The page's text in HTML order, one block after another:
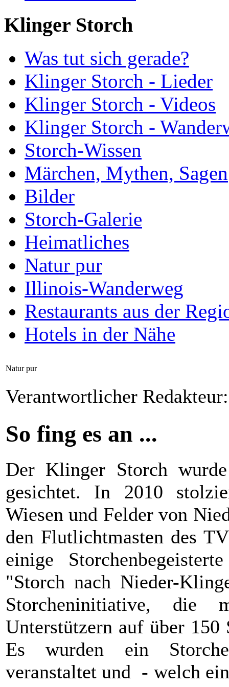
Klinger Storch
Was tut sich gerade?
Klinger Storch - Lieder
Klinger Storch - Videos
Klinger Storch -
Storch-Wissen
Märchen, Mythen, Sagen
Bilder
Storch-Galerie
Heimatliches
Natur pur
Illinois-Wanderweg
Restaurants aus der
Hotels in der Nähe
Natur pur
Verantwortlicher
So fing es an ...
Der Klinger Storch
gesichtet. In 2010
Wiesen und Felder von
den Flutlichtmasten des
einige
"Storch nach Nieder-
Storcheninitiative, die
Unterstützern auf über 150
Es wurden ein
veranstaltet und - welch